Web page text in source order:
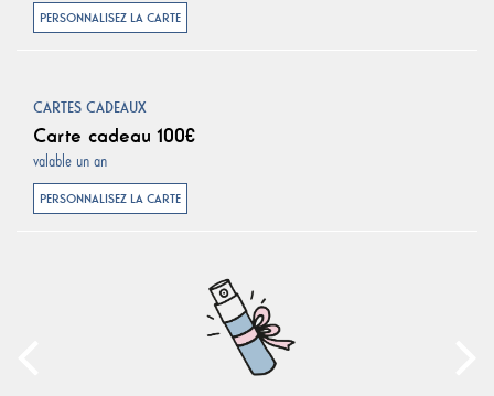
PERSONNALISEZ LA CARTE
CARTES CADEAUX
Carte cadeau 100€
valable un an
PERSONNALISEZ LA CARTE